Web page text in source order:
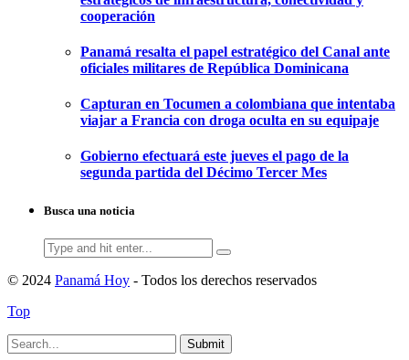
cooperación
Panamá resalta el papel estratégico del Canal ante
oficiales militares de República Dominicana
Capturan en Tocumen a colombiana que intentaba
viajar a Francia con droga oculta en su equipaje
Gobierno efectuará este jueves el pago de la
segunda partida del Décimo Tercer Mes
Busca una noticia
Search
for:
© 2024 Panamá Hoy - Todos los derechos reservados
Top
Submit